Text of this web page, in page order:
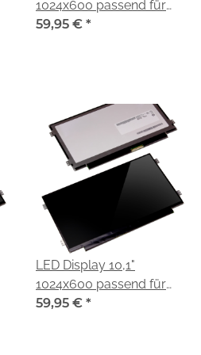
1024x600 passend für
HannStar HSD101PFW3-
59,95 € *
LED Display 10,1"
1024x600 passend für
HannStar HSD101PFW4-
59,95 € *